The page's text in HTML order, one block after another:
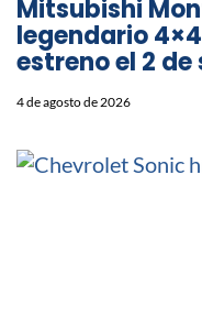
Mitsubishi
legendario
estreno el 2
4 de agosto de 2026